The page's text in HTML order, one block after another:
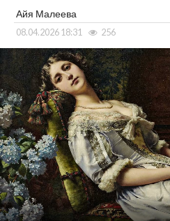
Айя Малеева
08.04.2026 18:31 256